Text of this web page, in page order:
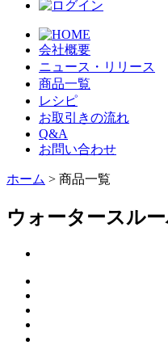
会社概要
ニュース・リリース
商品一覧
レシピ
お取引きの流れ
Q&A
お問い合わせ
ホーム > 商品一覧
ウォータースル